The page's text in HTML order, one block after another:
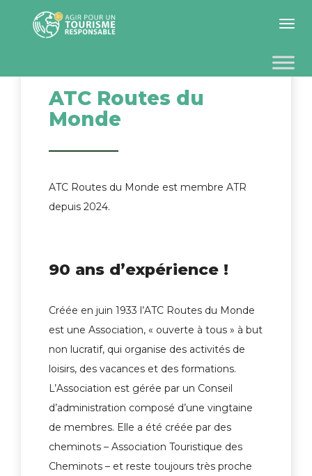
Toggle
ATC Routes du
Monde
ATC Routes du Monde est membre ATR
depuis 2024.
90 ans d’expérience !
Créée en juin 1933 l’ATC Routes du Monde
est une Association, « ouverte à tous » à but
non lucratif, qui organise des activités de
loisirs, des vacances et des formations.
L’Association est gérée par un Conseil
d’administration composé d’une vingtaine
de membres. Elle a été créée par des
cheminots – Association Touristique des
Cheminots – et reste toujours très proche